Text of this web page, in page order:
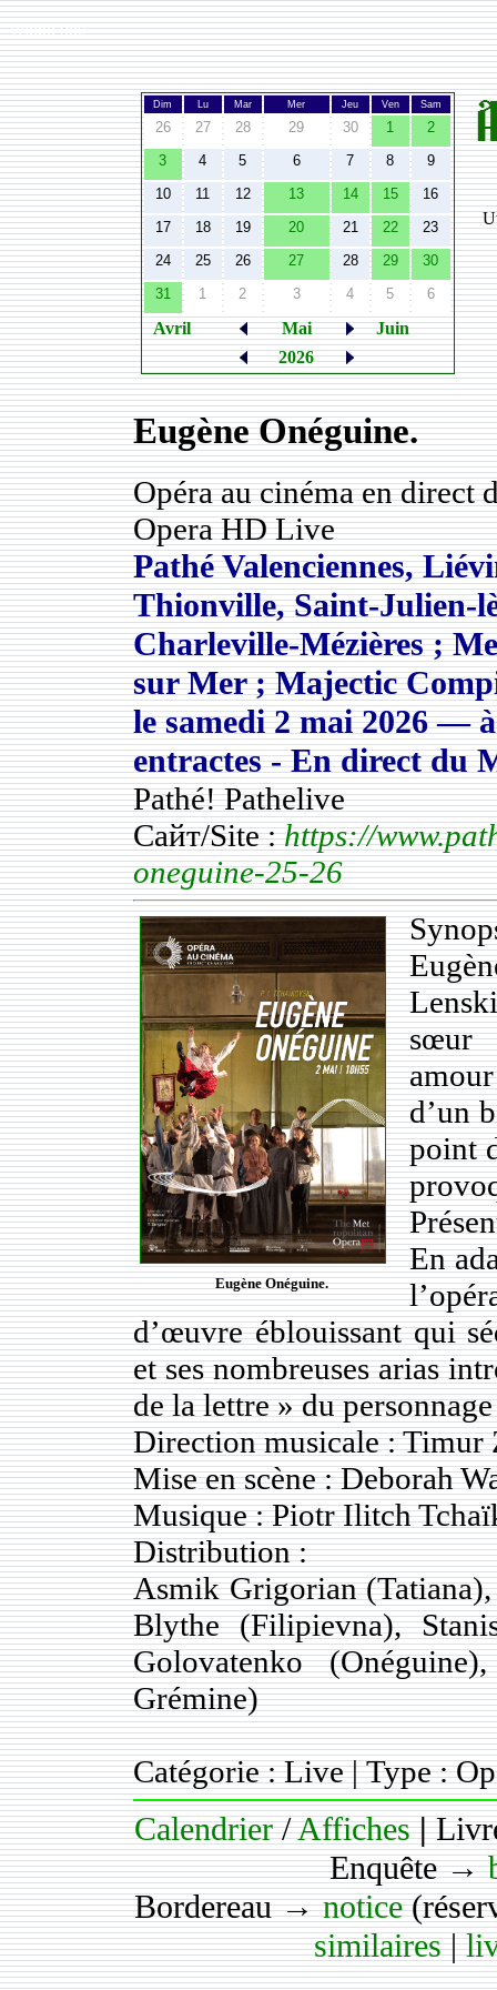
Width:980
Dim Lu Mar Mer Jeu Ven Sam
26 27 28 29 30 1
2
3
4 5 6 7 8
9
10
11 12 13 14 15
16
17
18 19 20 21 22
23
24
25 26 27 28 29
30
31
1 2 3 4 5 6
Avril Mai
Juin
2026
Eugène Onéguine.
Opéra au cinéma en direct
Opera HD Live
Pathé Valenciennes,
Thionville, Saint-Julien-
Charleville-Mézières ;
sur Mer ; Majectic
lesamedi 2 mai 2026— à
entractes - En direct du
Pathé! Pathelive
Сайт/Site :https://
oneguine-25-26
Eugène Onéguine.
sœur
d’un
point
En
d’œuvre éblouissant qui
et ses nombreuses arias
de la lettre » du
Direction musicale : Timur
Mise en scène : Deborah
Musique : Piotr Ilitch
Distribution :
Asmik Grigorian
Blythe (Filipievna),
Golovatenko
Grémine)
Catégorie : Live | Type :
Calendrier/Affiches |
Enquête →
Bordereau →notice
similaires|